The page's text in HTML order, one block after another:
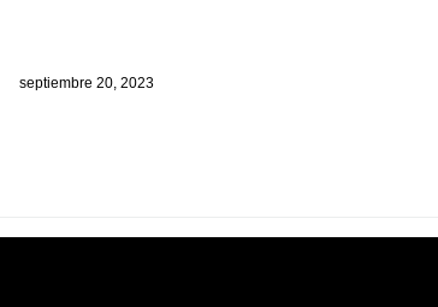
septiembre 20, 2023